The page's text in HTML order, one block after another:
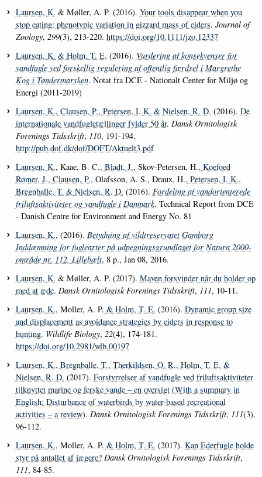
Laursen, K. & Møller, A. P. (2016). Your tools disappear when you
stop eating: phenotypic variation in gizzard mass of eiders. Journal of
Zoology, 299(3), 213-220. https://doi.org/10.1111/jzo.12337
Laursen, K. & Holm, T. E. (2016). Vurdering af konsekvenser for
vandfugle ved forskellig regulering af offentlig færdsel i Margrethe
Kog i Tøndermarsken. Notat fra DCE - Nationalt Center for Miljø og
Energi (2011-2019)
Laursen, K., Clausen, P., Petersen, I. K. & Nielsen, R. D. (2016). De
internationale vandfugletællinger fylder 50 år. Dansk Ornitologisk
Forenings Tidsskrift, 110, 191-194.
http://pub.dof.dk/dof/DOFT/Aktuelt3.pdf
Laursen, K., Kaae, B. C., Bladt, J., Skov-Petersen, H., Koefoed
Rømer, J., Clausen, P., Olafsson, A. S., Draux, H., Petersen, I. K.,
Bregnballe, T. & Nielsen, R. D. (2016). Fordeling af vandorienterede
friluftsaktiviteter og vandfugle i Danmark. Technical Report from DCE
- Danish Centre for Environment and Energy No. 81
Laursen, K., (2016). Betydning af vildtreservatet Gamborg
Inddæmning for fuglearter på udpegningsgrundlaget for Natura 2000-
område nr. 112, Lillebælt, 8 p., Jan 08, 2016.
Laursen, K. & Møller, A. P. (2017). Maven forsvinder når du holder op
med at æde. Dansk Ornitologisk Forenings Tidsskrift, 111, 10-11.
Laursen, K., Moller, A. P. & Holm, T. E. (2016). Dynamic group size
and displacement as avoidance strategies by eiders in response to
hunting. Wildlife Biology, 22(4), 174-181.
https://doi.org/10.2981/wlb.00197
Laursen, K., Bregnballe, T., Therkildsen, O. R., Holm, T. E. &
Nielsen, R. D. (2017). Forstyrrelser af vandfugle ved friluftsaktiviteter
tilknyttet marine og ferske vande – en oversigt (With a summary in
English: Disturbance of waterbirds by water-based recreational
activities – a review). Dansk Ornitologisk Forenings Tidsskrift, 111(3),
96-112.
Laursen, K., Moller, A. P. & Holm, T. E. (2017). Kan Ederfugle holde
styr på antallet af jægere? Dansk Ornitologisk Forenings Tidsskrift,
111, 84-85.